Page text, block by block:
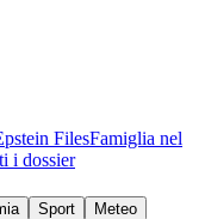
FilesFamiglia nel
i dossier
Sport
Meteo